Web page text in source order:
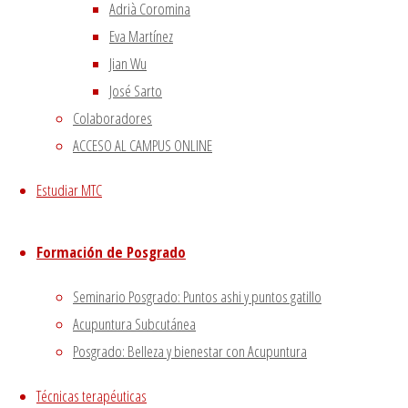
Adrià Coromina
Eva Martínez
Jian Wu
José Sarto
Colaboradores
ACCESO AL CAMPUS ONLINE
Estudiar MTC
Formación de Posgrado
Seminario Posgrado: Puntos ashi y puntos gatillo
Acupuntura Subcutánea
Posgrado: Belleza y bienestar con Acupuntura
Técnicas terapéuticas
las estaciones. Podemos encontrar un ataque
de viento en primavera, verano, otoño o
invierno. El viento es de naturaleza yang,
tiene la capacidad de abrir los poros y
espacios. Podríamos decir que…
enfermedades de origen externo"